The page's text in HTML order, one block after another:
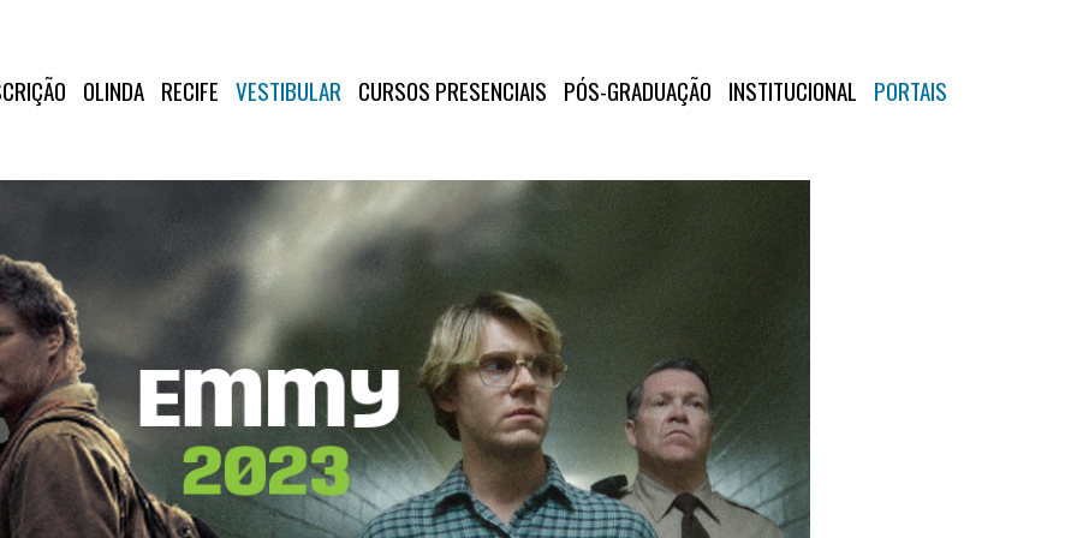
OLINDA RECIFE VESTIBULAR CURSOS PRESENCIAIS PÓS-GRADUAÇÃO INSTITUCIONAL PORTAIS